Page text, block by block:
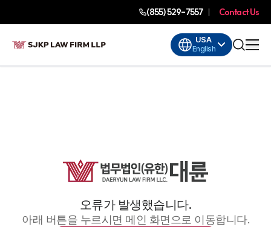
(855) 529-7557 Contact Us
USA
English
오류가 발생했습니다.
아래 버튼을 누르시면 메인 화면으로 이동합니다.